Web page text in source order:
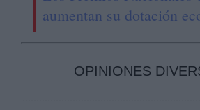
aumentan su dotación
OPINIONES